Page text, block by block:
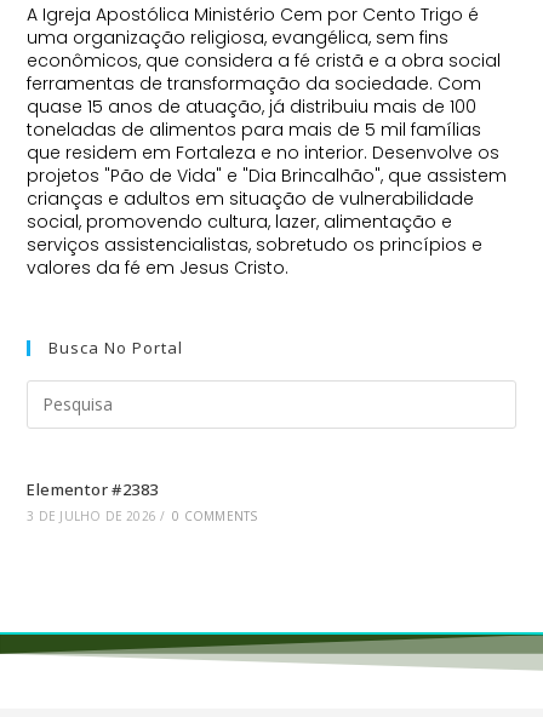
A Igreja Apostólica Ministério Cem por Cento Trigo é
uma organização religiosa, evangélica, sem fins
econômicos, que considera a fé cristã e a obra social
ferramentas de transformação da sociedade. Com
quase 15 anos de atuação, já distribuiu mais de 100
toneladas de alimentos para mais de 5 mil famílias
que residem em Fortaleza e no interior. Desenvolve os
projetos "Pão de Vida" e "Dia Brincalhão", que assistem
crianças e adultos em situação de vulnerabilidade
social, promovendo cultura, lazer, alimentação e
serviços assistencialistas, sobretudo os princípios e
valores da fé em Jesus Cristo.
Busca No Portal
Elementor #2383
3 DE JULHO DE 2026 / 0 COMMENTS